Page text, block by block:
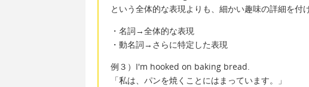
という全体的な表現よりも、細かい趣味の詳細を付
・名詞→全体的な表現
・動名詞→さらに特定した表現
例３）I'm hooked on baking bread.
「私は、パンを焼くことにはまっています。」